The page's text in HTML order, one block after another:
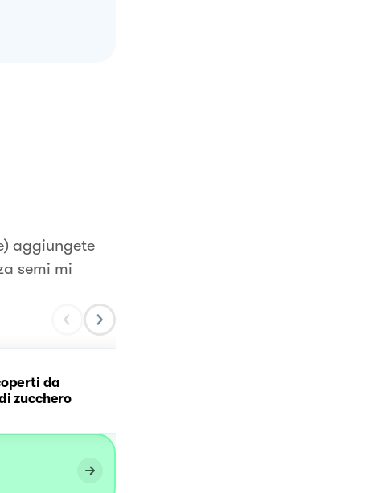
aggiungete
semi mi
da
zucchero